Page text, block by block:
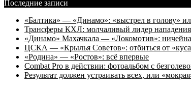
Последние записи
«Балтика» — «Динамо»: «выстрел в голову»
Трансферы КХЛ: молчаливый лидер
«Динамо» Махачкала — «Локомотив»:
ЦСКА — «Крылья Советов»: отбиться от
«Родина» — «Ростов»: всё впервые
Combat Pro в действии: фотоальбом с
Результат должен устраивать всех, или